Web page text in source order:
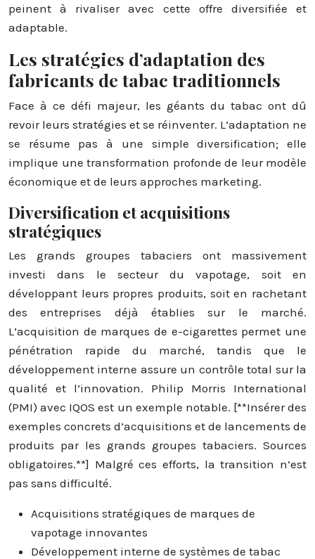
peinent à rivaliser avec cette offre diversifiée et
adaptable.
Les stratégies d’adaptation des
fabricants de tabac traditionnels
Face à ce défi majeur, les géants du tabac ont dû
revoir leurs stratégies et se réinventer. L’adaptation ne
se résume pas à une simple diversification; elle
implique une transformation profonde de leur modèle
économique et de leurs approches marketing.
Diversification et acquisitions
stratégiques
Les grands groupes tabaciers ont massivement
investi dans le secteur du vapotage, soit en
développant leurs propres produits, soit en rachetant
des entreprises déjà établies sur le marché.
L’acquisition de marques de e-cigarettes permet une
pénétration rapide du marché, tandis que le
développement interne assure un contrôle total sur la
qualité et l’innovation. Philip Morris International
(PMI) avec IQOS est un exemple notable. [**Insérer des
exemples concrets d’acquisitions et de lancements de
produits par les grands groupes tabaciers. Sources
obligatoires.**] Malgré ces efforts, la transition n’est
pas sans difficulté.
Acquisitions stratégiques de marques de
vapotage innovantes
Développement interne de systèmes de tabac